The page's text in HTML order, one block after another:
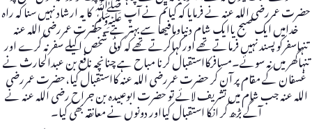
حضرت عمررضی اللہ عنہ نے فرمایا کہ کیاتم نے آپ ﷺ کا یہ ارشاد نہیں سنا کہ راہ
خدامیں ایک صبح یاایک شام دنیاومافیھا سے بہتر ہے۔حضرت عمررضی اللہ عنہ
تنہاسفرکو پسند نہیں فرماتے تھے اورکہاکرتے تھے کہ کوئی شخص اکیلے سفرنہ کرے اور
تنہاگھر میں نہ سوئے۔مسافرکااستقبال کرنا مباح ہے چنانچہ نافع بن عبدالحارث نے
غسفان کے مقام پر آن کر حضرت عمررضی اللہ عنہ کااستقبال کیا،حضرت عمررضی
اللہ عنہ جب شام میں تشریف لائے تو حضرت ابوعبیدہ بن جراح رضی اللہ عنہ نے
آگے بڑھ کر انکا استقبال کیااور دونوں نے معانقہ بھی کیا۔